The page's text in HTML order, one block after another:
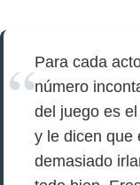
Para cada
número
del juego es
y le dicen que
demasiado